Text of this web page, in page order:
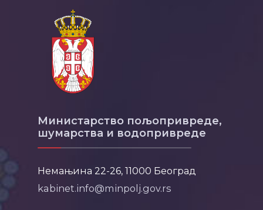
Министарство пољопривреде,
шумарства и водопривреде
Немањина 22-26, 11000 Београд
kabinet.info@minpolj.gov.rs